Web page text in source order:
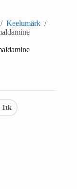
/ Keelumärk /
1tk